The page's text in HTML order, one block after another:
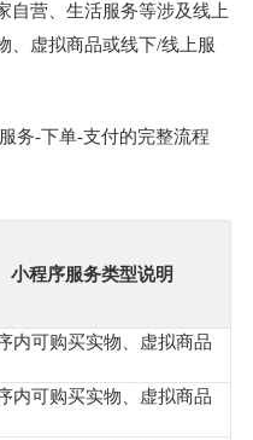
自营、生活服务等涉及线上
、虚拟商品或线下/线上服
务-下单-支付的完整流程
小程序服务类型说明
内可购买实物、虚拟商品
内可购买实物、虚拟商品